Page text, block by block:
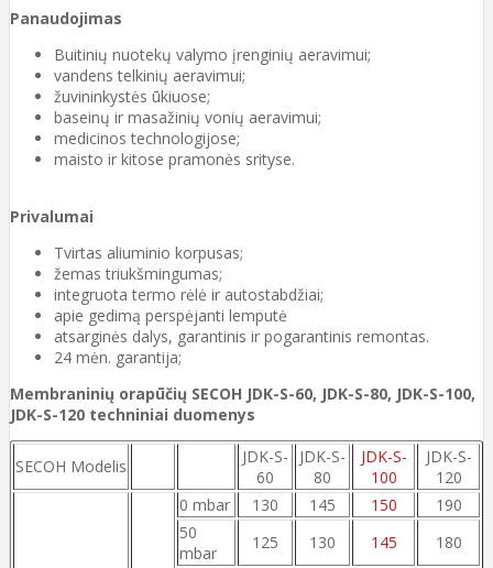
Panaudojimas
Buitinių nuotekų valymo įrenginių aeravimui;
vandens telkinių aeravimui;
žuvininkystės ūkiuose;
baseinų ir masažinių vonių aeravimui;
medicinos technologijose;
maisto ir kitose pramonės srityse.
Privalumai
Tvirtas aliuminio korpusas;
žemas triukšmingumas;
integruota termo rėlė ir autostabdžiai;
apie gedimą perspėjanti lemputė
atsarginės dalys, garantinis ir pogarantinis remontas.
24 mėn. garantija;
Membraninių orapūčių SECOH JDK-S-60, JDK-S-80, JDK-S-100,
JDK-S-120 techniniai duomenys
SECOH Modelis
JDK-S-
60
JDK-S-
80
JDK-S-
100
JDK-S-
120
0 mbar 130 145 150
190
50
mbar
125 130 145
180